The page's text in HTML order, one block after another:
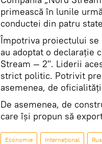
primească în lunile
conductei din patru
Împotriva proiectului se
au adoptat o declarație
Stream — 2". Liderii
strict politic. Potrivit
asemenea, de
De asemenea, de
care își propun să
Economie Internaţional